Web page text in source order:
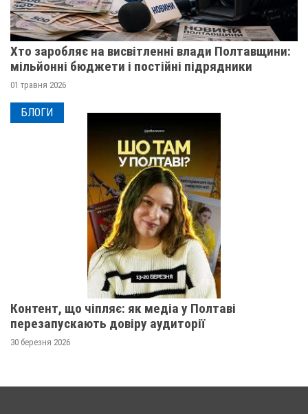
Хто заробляє на висвітленні влади Полтавщини:
мільйонні бюджети і постійні підрядники
01 травня 2026
БЛОГИ
Контент, що чіпляє: як медіа у Полтаві
перезапускають довіру аудиторії
30 березня 2026